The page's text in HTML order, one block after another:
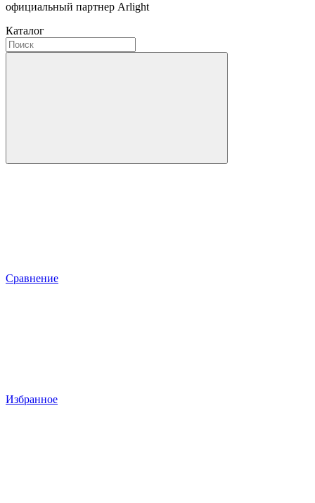
официальный партнер Arlight
Каталог
Сравнение
Избранное